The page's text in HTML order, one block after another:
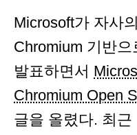
Microsoft가 자사
Chromium 기반
발표하면서
Chromium Open
글을 올렸다. 최